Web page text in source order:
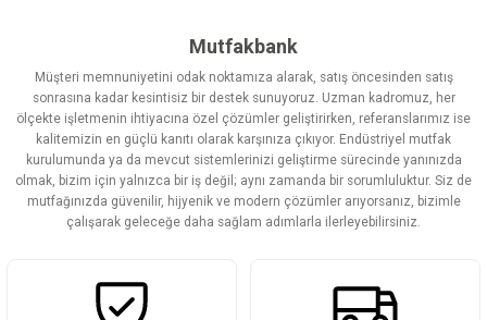
Görüş ve önerileriniz için teşekkür ederiz.
Ürün resmi kalitesiz, bozuk veya görüntülenemiyor.
Ürün açıklamasında eksik bilgiler bulunuyor.
Ürün bilgilerinde hatalar bulunuyor.
Ürün fiyatı diğer sitelerden daha pahalı.
Bu ürüne benzer farklı alternatifler olmalı.
Mutfakbank
Müşteri memnuniyetini odak noktamıza alarak, satış öncesinden satış
sonrasına kadar kesintisiz bir destek sunuyoruz. Uzman kadromuz, her
ölçekte işletmenin ihtiyacına özel çözümler geliştirirken, referanslarımız ise
kalitemizin en güçlü kanıtı olarak karşınıza çıkıyor. Endüstriyel mutfak
kurulumunda ya da mevcut sistemlerinizi geliştirme sürecinde yanınızda
olmak, bizim için yalnızca bir iş değil; aynı zamanda bir sorumluluktur. Siz de
mutfağınızda güvenilir, hijyenik ve modern çözümler arıyorsanız, bizimle
çalışarak geleceğe daha sağlam adımlarla ilerleyebilirsiniz.